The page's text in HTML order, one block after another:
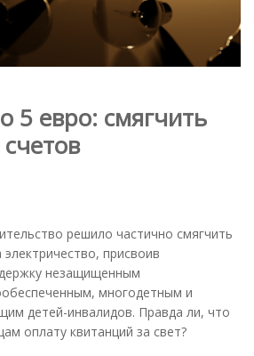
5 евро: смягчить
решило частично смягчить
присвоив
незащищенным
многодетным и
детей-инвалидов. Правда ли, что
оплату квитанций за свет?